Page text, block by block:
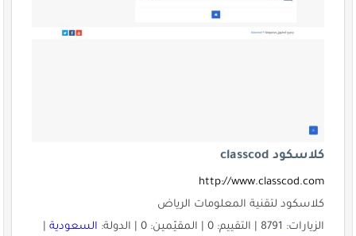
كلاسكود classcod
http://www.classcod.com
كلاسكود لتقنية المعلومات الرياض
الزيارات: 8791 | التقييم: 0 | المقيّمين: 0 | الدولة:
السعودية|